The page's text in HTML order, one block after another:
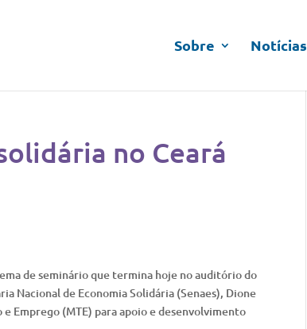
Sobre Notícias
no Ceará
de seminário que termina hoje no auditório do
Nacional de Economia Solidária (Senaes), Dione
Emprego (MTE) para apoio e desenvolvimento